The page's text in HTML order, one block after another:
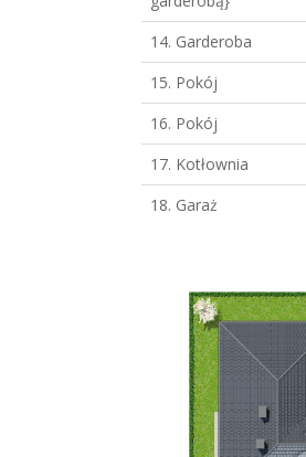
14. Garderoba
15. Pokój
16. Pokój
17. Kotłownia
18. Garaż